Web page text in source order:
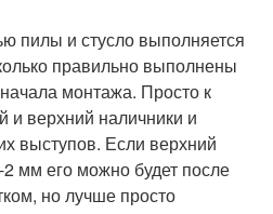
пилы и стусло выполняется
правильно выполнены
монтажа. Просто к
и верхний наличники и
выступов. Если верхний
мм его можно будет после
но лучше просто